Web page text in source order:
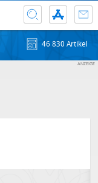
46 830 Artikel